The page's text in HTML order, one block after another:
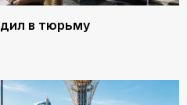
в тюрьму